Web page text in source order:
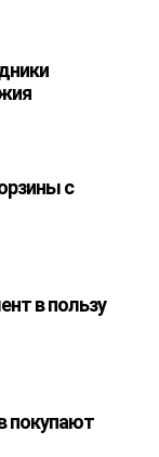
с
в пользу
покупают